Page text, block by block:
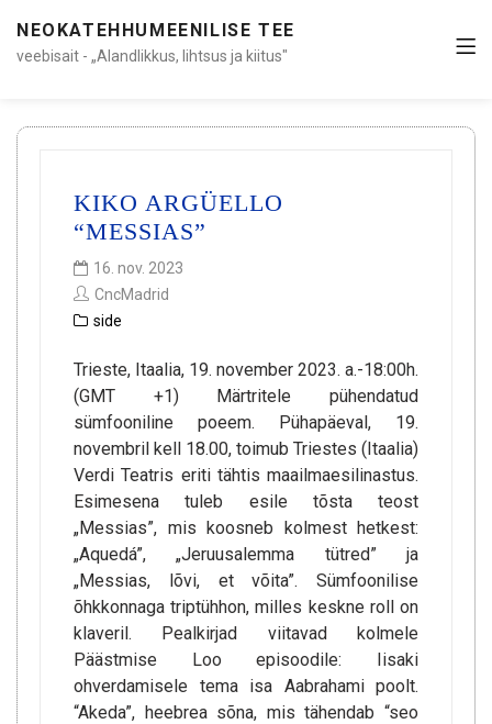
NEOKATEHHUMEENILISE TEE
veebisait - „Alandlikkus, lihtsus ja kiitus"
KIKO ARGÜELLO
“MESSIAS”
16. nov. 2023
CncMadrid
side
Trieste, Itaalia, 19. november 2023. a.-18:00h.
(GMT +1) Märtritele pühendatud
sümfooniline poeem. Pühapäeval, 19.
novembril kell 18.00, toimub Triestes (Itaalia)
Verdi Teatris eriti tähtis maailmaesilinastus.
Esimesena tuleb esile tõsta teost
„Messias”, mis koosneb kolmest hetkest:
„Aquedá”, „Jeruusalemma tütred” ja
„Messias, lõvi, et võita”. Sümfoonilise
õhkkonnaga triptühhon, milles keskne roll on
klaveril. Pealkirjad viitavad kolmele
Päästmise Loo episoodile: Iisaki
ohverdamisele tema isa Aabrahami poolt.
“Akeda”, heebrea sõna, mis tähendab “seo